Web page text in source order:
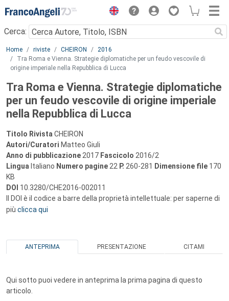
Menu
Cerca:
Main content
Home riviste CHEIRON
2016
Tra Roma e Vienna. Strategie diplomatiche per un feudo vescovile di
origine imperiale nella Repubblica di Lucca
Tra Roma e Vienna. Strategie diplomatiche
per un feudo vescovile di origine imperiale
nella Repubblica di Lucca
Titolo Rivista CHEIRON
Autori/Curatori Matteo Giuli
Anno di pubblicazione 2017 Fascicolo 2016/2
Lingua Italiano Numero pagine 22 P. 260-281 Dimensione file 170
KB
DOI 10.3280/CHE2016-002011
Il DOI è il codice a barre della proprietà intellettuale: per saperne di
più clicca qui
ANTEPRIMA PRESENTAZIONE CITAMI
Qui sotto puoi vedere in anteprima la prima pagina di questo
articolo.